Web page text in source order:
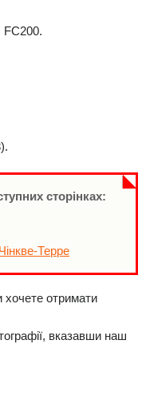
сторінках:
Терре
хочете отримати
вказавши наш